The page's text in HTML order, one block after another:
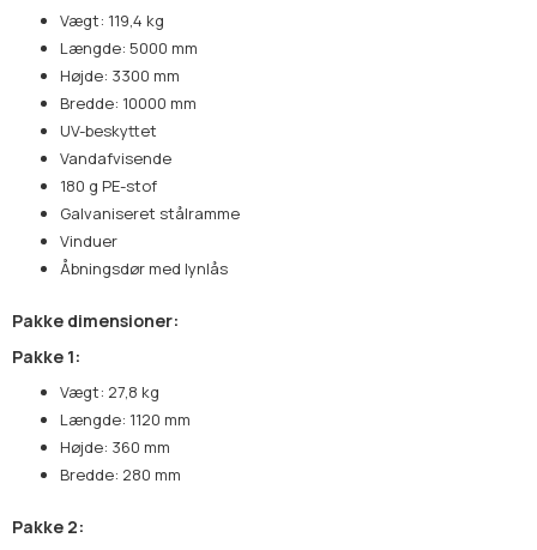
Vægt: 119,4 kg
Længde: 5000 mm
Højde: 3300 mm
Bredde: 10000 mm
UV-beskyttet
Vandafvisende
180 g PE-stof
Galvaniseret stålramme
Vinduer
Åbningsdør med lynlås
Pakke dimensioner:
Pakke 1:
Vægt: 27,8 kg
Længde: 1120 mm
Højde: 360 mm
Bredde: 280 mm
Pakke 2: